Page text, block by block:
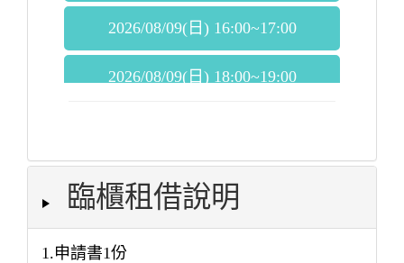
2026/08/09(日) 16:00~17:00
2026/08/09(日) 18:00~19:00
臨櫃租借說明
1.申請書1份